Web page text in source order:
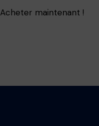
Acheter maintenant !